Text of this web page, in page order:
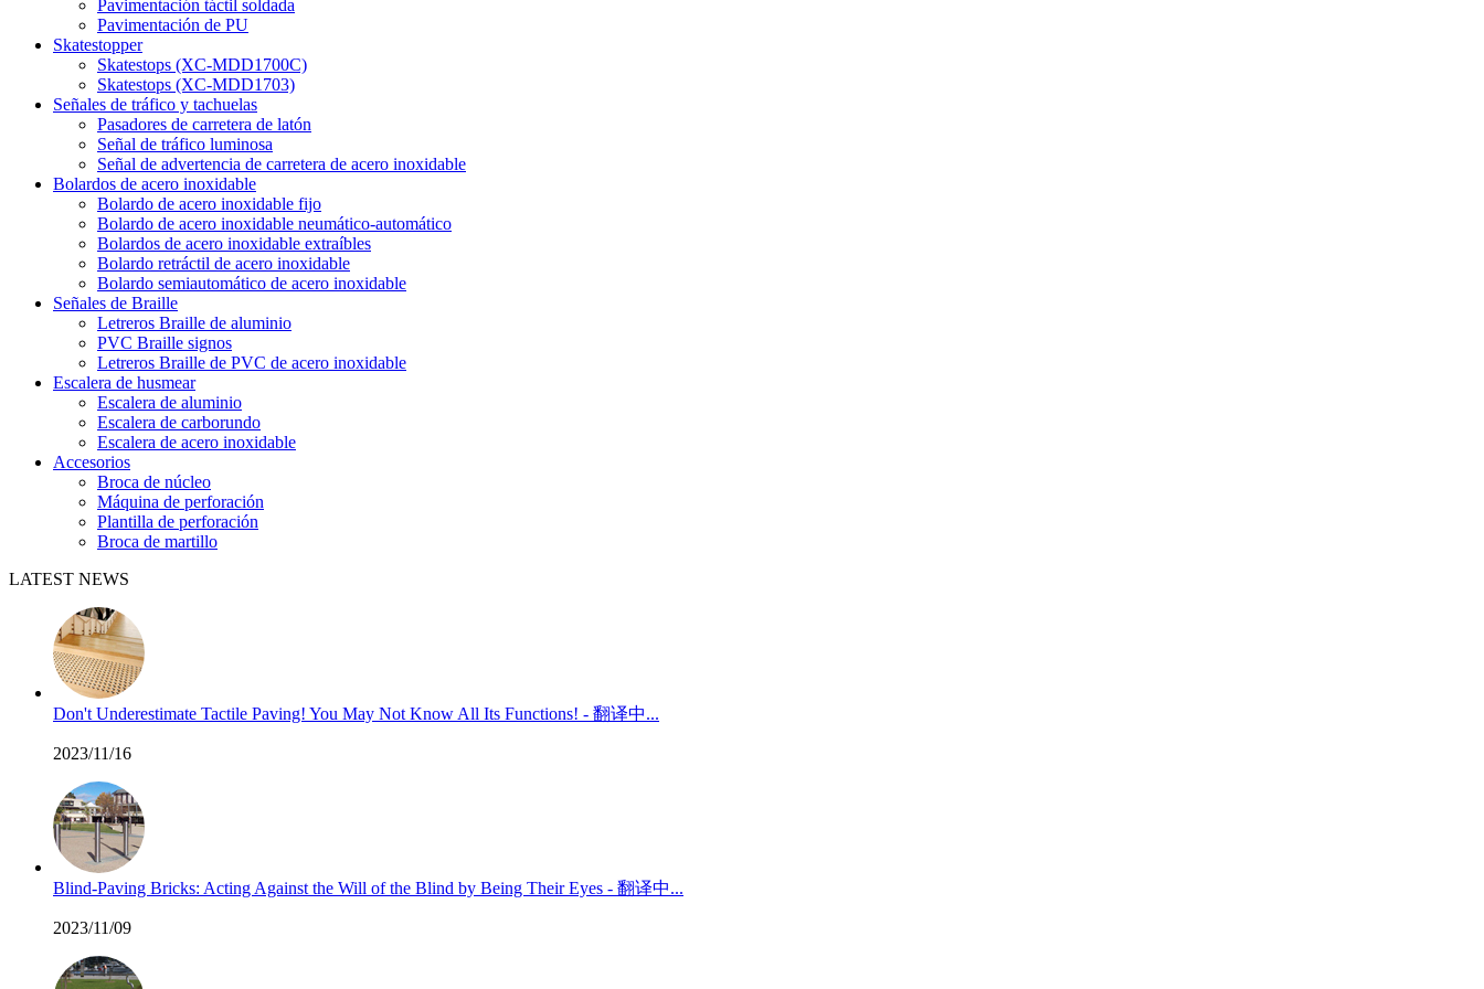
Pavimentación táctil soldada
Pavimentación de PU
Skatestopper
Skatestops (XC-MDD1700C)
Skatestops (XC-MDD1703)
Señales de tráfico y tachuelas
Pasadores de carretera de latón
Señal de tráfico luminosa
Señal de advertencia de carretera de acero inoxidable
Bolardos de acero inoxidable
Bolardo de acero inoxidable fijo
Bolardo de acero inoxidable neumático-automático
Bolardos de acero inoxidable extraíbles
Bolardo retráctil de acero inoxidable
Bolardo semiautomático de acero inoxidable
Señales de Braille
Letreros Braille de aluminio
PVC Braille signos
Letreros Braille de PVC de acero inoxidable
Escalera de husmear
Escalera de aluminio
Escalera de carborundo
Escalera de acero inoxidable
Accesorios
Broca de núcleo
Máquina de perforación
Plantilla de perforación
Broca de martillo
LATEST NEWS
Don't Underestimate Tactile Paving! You May Not Know All Its Functions! - 翻译中...
2023/11/16
Blind-Paving Bricks: Acting Against the Will of the Blind by Being Their Eyes - 翻译中...
2023/11/09